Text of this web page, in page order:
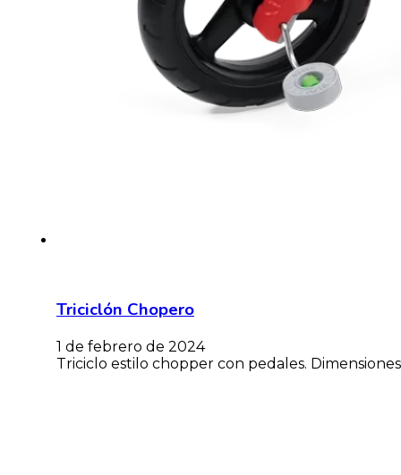
Triciclón Chopero
1 de febrero de 2024
Triciclo estilo chopper con pedales. Dimensiones: